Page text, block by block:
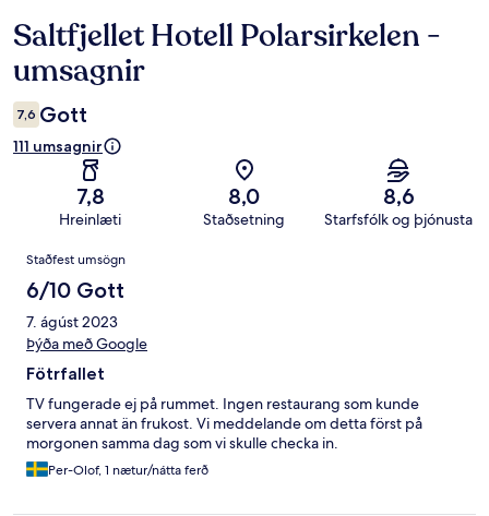
Umsagnir
Saltfjellet Hotell Polarsirkelen -
umsagnir
7,6 Gott
111 umsagnir
7,8
Hreinlæti
8,0
Staðsetning
8,6
Starfsfólk og þjónusta
Umsagnir
Staðfest umsögn
6/10 Gott
7. ágúst 2023
Þýða með Google
Fötrfallet
TV fungerade ej på rummet. Ingen restaurang som kunde
servera annat än frukost. Vi meddelande om detta först på
morgonen samma dag som vi skulle checka in.
Per-Olof, 1 nætur/nátta ferð